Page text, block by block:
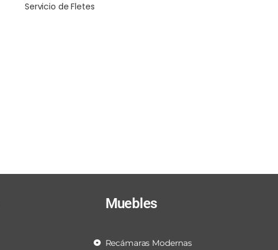
Servicio de Fletes
Muebles
Recámaras Modernas